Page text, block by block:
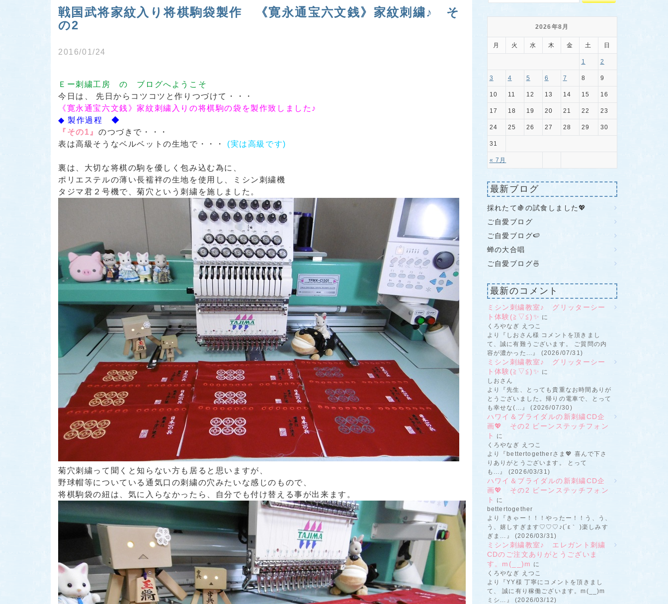
戦国武将家紋入り将棋駒袋製作 《寛永通宝六文銭》家紋刺繍♪ そ
の2
2016/01/24
Ｅー刺繍工房 の ブログへようこそ
今日は、 先日からコツコツと作りつづけて・・・
《寛永通宝六文銭》家紋刺繍入りの将棋駒の袋を製作致しました♪
◆ 製作過程 ◆
『その1』 のつづきで・・・
表は高級そうなベルベットの生地で・・・
(実は高級です)
裏は、大切な将棋の駒を優しく包み込む為に、
ポリエステルの薄い長襦袢の生地を使用し、ミシン刺繍機
タジマ君２号機で、菊穴という刺繍を施しました。
菊穴刺繍って聞くと知らない方も居ると思いますが、
野球帽等についている通気口の刺繍の穴みたいな感じのもので、
将棋駒袋の紐は、気に入らなかったら、自分でも付け替える事が出来ます。
2026年8月
月 火 水 木 金 土 日
« 7月
1 2
3 4 5 6 7 8 9
10 11 12 13 14 15 16
17 18 19 20 21 22 23
24 25 26 27 28 29 30
31
最新ブログ
採れたて🍇の試食しました💖
ご自愛ブログ
ご自愛ブログ🍉
蝉の大合唱
ご自愛ブログ🍜
最新のコメント
ミシン刺繍教室♪ グリッターシー
ト体験(≧▽≦)✨ に
くろやなぎ えつこ
より『しおさん様 コメントを頂きまし
て、誠に有難うございます。 ご質問の内
容が濃かった...』 (2026/07/31)
ミシン刺繍教室♪ グリッターシー
ト体験(≧▽≦)✨ に
しおさん
より『先生、とっても貴重なお時間ありが
とうございました。帰りの電車で、とって
も幸せな(...』 (2026/07/30)
ハワイ＆ブライダルの新刺繍CD企
画💖 その2 ビーンステッチフォン
ト
に
くろやなぎ えつこ
より『bettertogetherさま💖 喜んで下さ
りありがとうございます。 とって
も...』 (2026/03/31)
ハワイ＆ブライダルの新刺繍CD企
画💖 その2 ビーンステッチフォン
ト
に
bettertogether
より『きゃー！！！やったー！！う、う、
う、嬉しすぎます♡♡♡♪(´ε｀ )楽しみす
ぎま...』 (2026/03/31)
ミシン刺繍教室♪ エレガント刺繍
CDのご注文ありがとうございま
す。m(__)m に
くろやなぎ えつこ
より『YY様 丁寧にコメントを頂きまし
て、 誠に有り稼働ございます。m(__)m
ミシ...』 (2026/03/12)